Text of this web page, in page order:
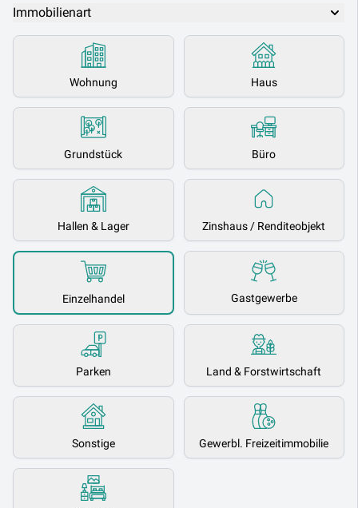
Immobilienart
Wohnung Haus
Grundstück Büro
Hallen & Lager Zinshaus / Renditeobjekt
Einzelhandel Gastgewerbe
Parken Land & Forstwirtschaft
Sonstige Gewerbl. Freizeitimmobilie